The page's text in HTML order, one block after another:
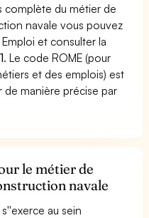
complète du métier de
navale vous pouvez
et consulter la
. Le code ROME (pour
et des emplois) est
manière précise par
le métier de
navale
au sein